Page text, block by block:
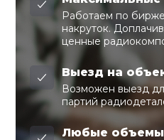
Работаем по
накруток.
ценные
Выезд на
Возможен выезд
партий
Любые объемы